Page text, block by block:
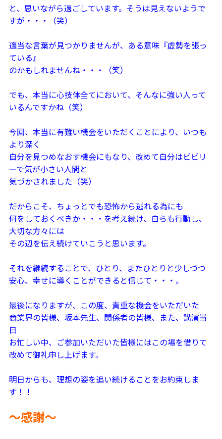
と、思いながら過ごしています。そうは見えないようで
すが・・・（笑）
適当な言葉が見つかりませんが、ある意味『虚勢を張っ
ている』
のかもしれませんね・・・（笑）
でも、本当に心技体全てにおいて、そんなに強い人って
いるんですかね（笑）
今回、本当に有難い機会をいただくことにより、いつも
より深く
自分を見つめなおす機会にもなり、改めて自分はビビリ
ーで気が小さい人間と
気づかされました（笑）
だからこそ、ちょっとでも恐怖から逃れる為にも
何をしておくべきか・・・を考え続け、自らも行動し、
大切な方々には
その辺を伝え続けていこうと思います。
それを継続することで、ひとり、またひとりと少しづつ
安心、幸せに導くことができると信じて・・・。
最後になりますが、この度、貴重な機会をいただいた
商業界の皆様、坂本先生、関係者の皆様、また、講演当
日
お忙しい中、ご参加いただいた皆様にはこの場を借りて
改めて御礼申し上げます。
明日からも、理想の姿を追い続けることをお約束しま
す！！
～感謝～